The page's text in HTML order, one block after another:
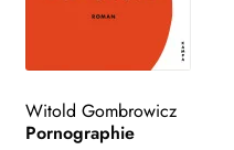
Witold Gombrowicz
Pornographie